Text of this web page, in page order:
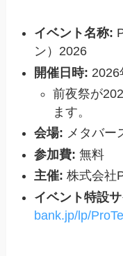
イベント名称:
ン）2026
開催日時: 2026
前夜祭が
ます。
会場: メタバー
参加費: 無料
主催: 株式会社
イベント特設
bank.jp/lp/